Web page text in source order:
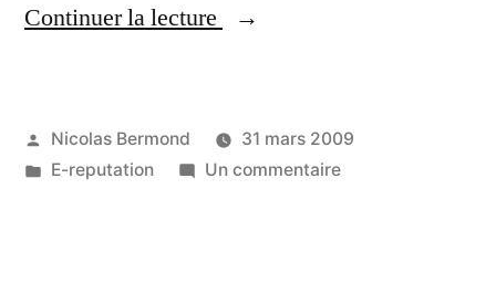
Continuer la lecture
« News
Camp
Publié
par
Nicolas Bermond
31 mars 2009
Publié
E-reputation Un commentairesur